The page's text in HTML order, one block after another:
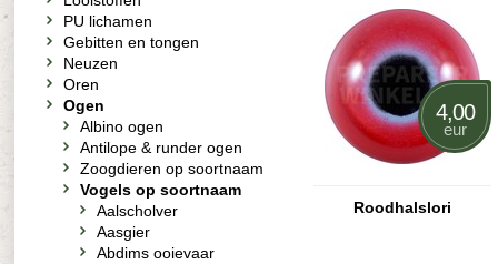
4,00
eur
Roodhalslori
PU lichamen
Gebitten en tongen
Neuzen
Oren
Ogen
Albino ogen
Antilope & runder ogen
Zoogdieren op soortnaam
Vogels op soortnaam
Aalscholver
Aasgier
Abdims ooievaar